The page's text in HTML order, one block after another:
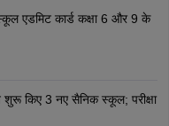
एडमिट कार्ड कक्षा 6 और 9 के
किए 3 नए सैनिक स्कूल; परीक्षा